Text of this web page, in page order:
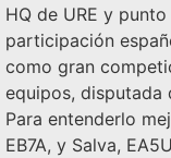
HQ de URE y
participación
como gran
equipos, disputada
Para entenderlo
EB7A, y Salva,